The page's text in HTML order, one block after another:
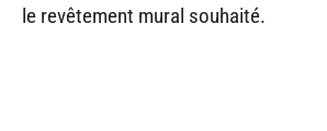
le revêtement mural souhaité.